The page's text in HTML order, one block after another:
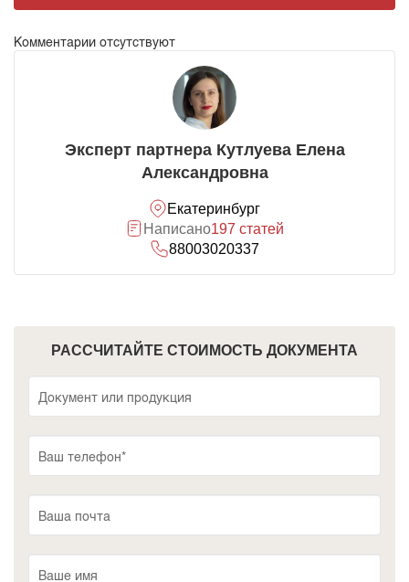
Комментарии отсутствуют
Эксперт партнера Кутлуева Елена
Александровна
Екатеринбург
Написано197 статей
88003020337
РАССЧИТАЙТЕ СТОИМОСТЬ ДОКУМЕНТА